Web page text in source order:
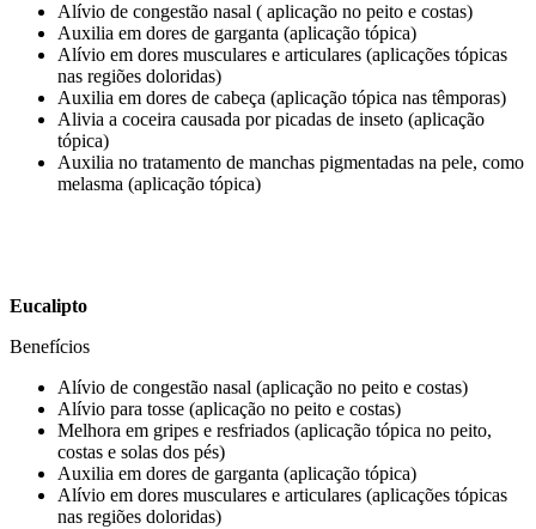
Alívio de congestão nasal ( aplicação no peito e costas)
Auxilia em dores de garganta (aplicação tópica)
Alívio em dores musculares e articulares (aplicações tópicas
nas regiões doloridas)
Auxilia em dores de cabeça (aplicação tópica nas têmporas)
Alivia a coceira causada por picadas de inseto (aplicação
tópica)
Auxilia no tratamento de manchas pigmentadas na pele, como
melasma (aplicação tópica)
Eucalipto
Benefícios
Alívio de congestão nasal (aplicação no peito e costas)
Alívio para tosse (aplicação no peito e costas)
Melhora em gripes e resfriados (aplicação tópica no peito,
costas e solas dos pés)
Auxilia em dores de garganta (aplicação tópica)
Alívio em dores musculares e articulares (aplicações tópicas
nas regiões doloridas)